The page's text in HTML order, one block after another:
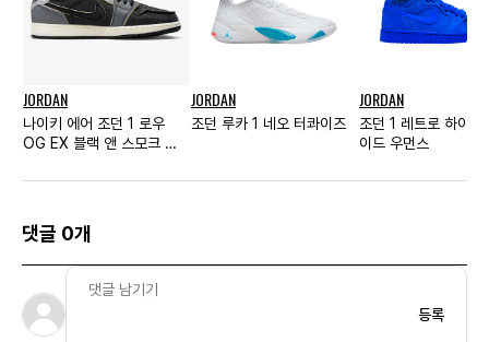
JORDAN
나이키 에어 조던 1 로우
OG EX 블랙 앤 스모크 그
JORDAN
조던 루카 1 네오 터콰이즈
JORDAN
조던 1 레트로 하이
이드 우먼스
댓글 0개
등록